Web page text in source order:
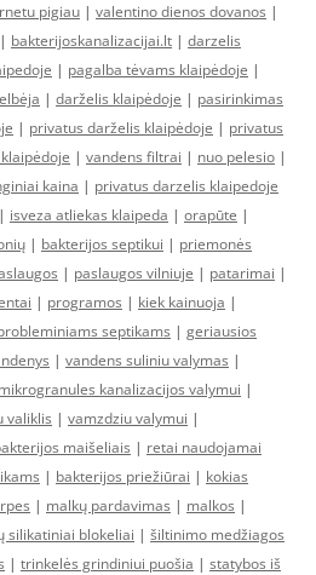
pigiau | valentino dienos dovanos |
| bakterijoskanalizacijai.lt | darzelis
| pagalba tėvams klaipėdoje |
| darželis klaipėdoje | pasirinkimas
| privatus darželis klaipėdoje | privatus
| vandens filtrai | nuo pelesio |
kaina | privatus darzelis klaipedoje
| isveza atliekas klaipeda | orapūte |
| bakterijos septikui | priemonės
| paslaugos vilniuje | patarimai |
| programos | kiek kainuoja |
septikams | geriausios
| vandens suliniu valymas |
mikrogranules kanalizacijos valymui |
valiklis | vamzdziu valymui |
maišeliais | retai naudojamai
| bakterijos priežiūrai | kokias
| malkų pardavimas | malkos |
silikatiniai blokeliai | šiltinimo medžiagos
| trinkelės grindiniui puošia | statybos iš